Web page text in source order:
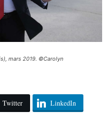
mars 2019. ©Carolyn
Twitter LinkedIn